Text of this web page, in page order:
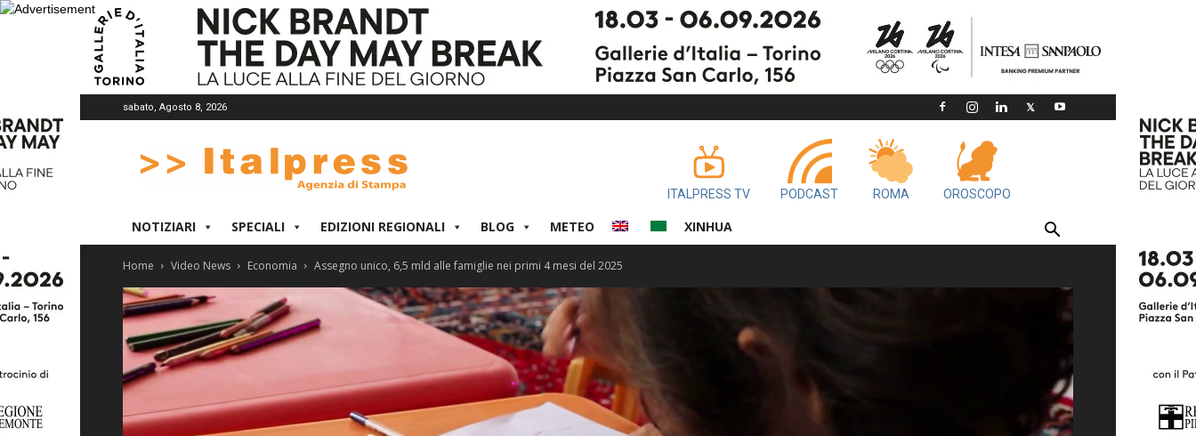
sabato, Agosto 8, 2026
ITALPRESS TV PODCAST ROMA OROSCOPO
NOTIZIARI SPECIALI EDIZIONI REGIONALI BLOG METEO XINHUA
Home Video News Economia Assegno unico, 6,5 mld alle famiglie nei primi 4 mesi del 2025